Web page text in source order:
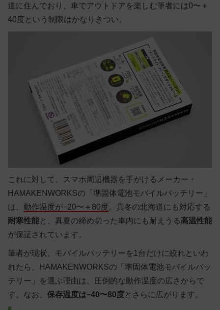
道に住んでおり、車でアウトドアを楽しむ筆者には0〜＋
40度という制限はかなりきつい。
これに対して、スマホ周辺機器を手がけるメーカー・
HAMAKENWORKSの「準固体電池モバイルバッテリー」
は、 動作温度が−20〜＋80度。真冬の北海道にも対応する
耐寒性能と、真夏の締め切った車内にも耐えうる高温性能
が保証されています。
筆者が現状、モバイルバッテリーを1台だけに絞れといわ
れたら、HAMAKENWORKSの「準固体電池モバイルバッ
テリー」を選ぶ理由は、圧倒的な動作温度の広さからで
す。なお、 保存温度は−40〜80度とさらに広がります。